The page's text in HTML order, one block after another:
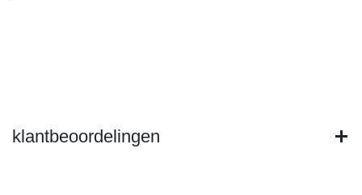
klantbeoordelingen